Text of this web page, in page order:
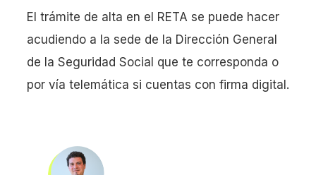
El trámite de alta en el RETA se puede hacer
acudiendo a la sede de la Dirección General
de la Seguridad Social que te corresponda o
por vía telemática si cuentas con firma digital.